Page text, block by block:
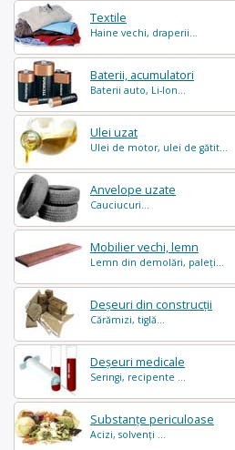
Textile
Haine vechi, draperii...
Baterii, acumulatori
Baterii auto, Li-Ion...
Ulei uzat
Ulei de motor, ulei de gătit...
Anvelope uzate
Cauciucuri...
Mobilier vechi, lemn
Lemn din demolări, paleți...
Deșeuri din construcții
Cărămizi, tiglă...
Deșeuri medicale
Seringi, recipente ...
Substanțe periculoase
Acizi, solvenți ...